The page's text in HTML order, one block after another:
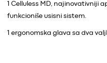
1 Celluless MD, najinovativniji
funkcioniše usisni sistem.
1 ergonomska glava sa dva